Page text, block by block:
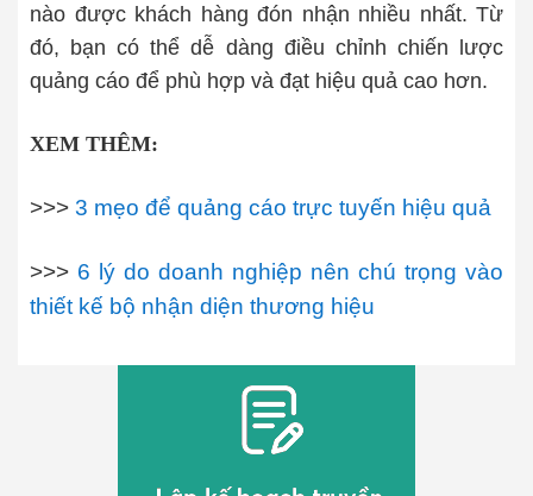
nào được khách hàng đón nhận nhiều nhất. Từ
đó, bạn có thể dễ dàng điều chỉnh chiến lược
quảng cáo để phù hợp và đạt hiệu quả cao hơn.
XEM THÊM:
>>> 3 mẹo để quảng cáo trực tuyến hiệu quả
>>> 6 lý do doanh nghiệp nên chú trọng vào
thiết kế bộ nhận diện thương hiệu